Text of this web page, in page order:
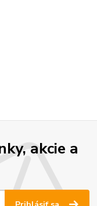
akcie a